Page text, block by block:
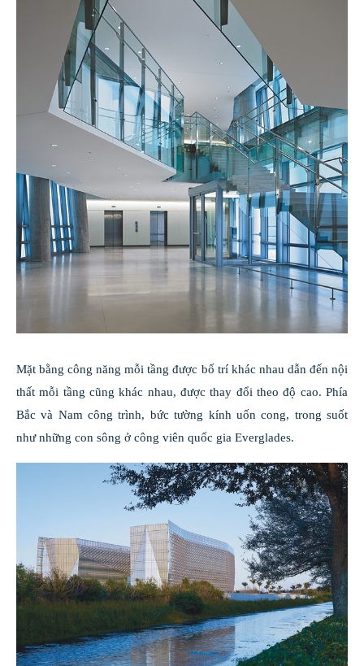
Mặt bằng công năng mỗi tầng được bố trí khác nhau dẫn đến nội
thất mỗi tầng cũng khác nhau, được thay đổi theo độ cao. Phía
Bắc và Nam công trình, bức tường kính uốn cong, trong suốt
như những con sông ở công viên quốc gia Everglades.